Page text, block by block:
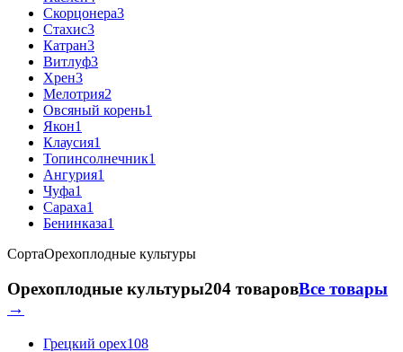
Скорцонера3
Стахис3
Катран3
Витлуф3
Хрен3
Мелотрия2
Овсяный корень1
Якон1
Клаусия1
Топинсолнечник1
Ангурия1
Чуфа1
Сараха1
Бенинказа1
СортаОрехоплодные культуры
Орехоплодные культуры204 товаровВсе товары
→
Грецкий орех108